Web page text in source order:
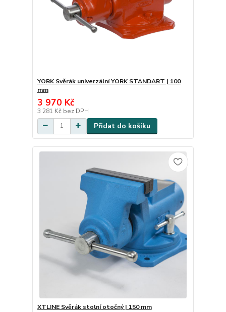
YORK Svěrák univerzální YORK STANDART | 100
mm
3 970 Kč
3 281 Kč bez DPH
Přidat do košíku
XTLINE Svěrák stolní otočný | 150 mm